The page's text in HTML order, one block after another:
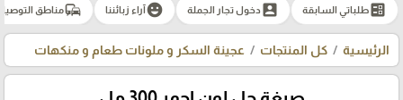
ballotطلباتي السابقة account_box دخول تجار الجملة emoji_emotionsآراء زبائننا commuteمناطق
الرئيسية كل المنتجات عجينة السكر و ملونات طعام و منكهات